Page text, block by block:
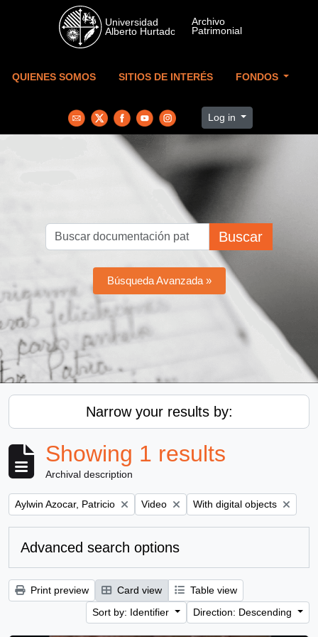
Skip to main content
QUIENES SOMOS SITIOS DE INTERÉS FONDOS
Log in
Buscar
Búsqueda Avanzada »
Narrow your results by:
Showing 1 results
Archival description
Remove filter:
Aylwin Azocar, Patricio Remove filter:
Video Remove filter:
With digital objects
Advanced search options
Print preview Card view
Table view
Sort by: Identifier
Direction: Descending